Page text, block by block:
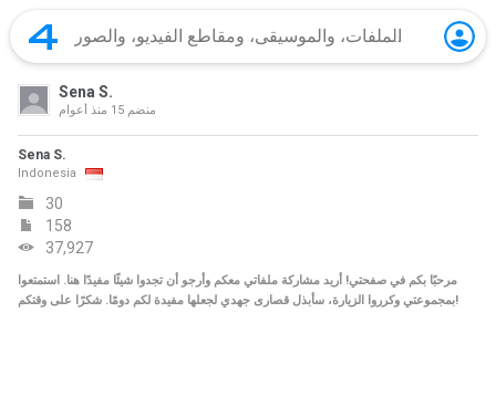
Sena S.
منضم
Sena S.
Indonesia
30
158
37,927
مرحبًا بكم في صفحتي! أريد مشاركة ملفاتي معكم وأرجو أن تجدوا شيئًا مفيدًا هنا. استمتعوا
بمجموعتي وكرروا الزيارة، سأبذل قصارى جهدي لجعلها مفيدة لكم دومًا. شكرًا على وقتكم!